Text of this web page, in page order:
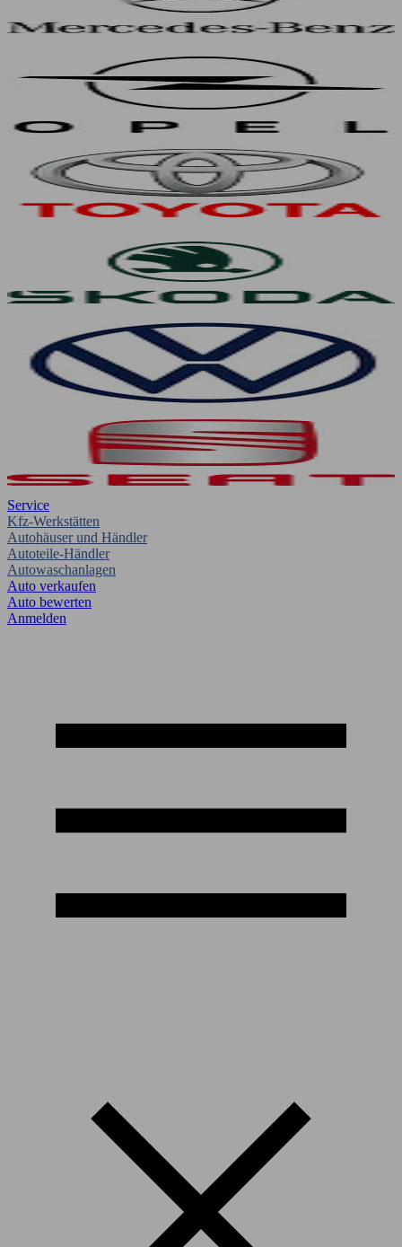
Service
Kfz-Werkstätten
Autohäuser und Händler
Autoteile-Händler
Autowaschanlagen
Auto verkaufen
Auto bewerten
Anmelden